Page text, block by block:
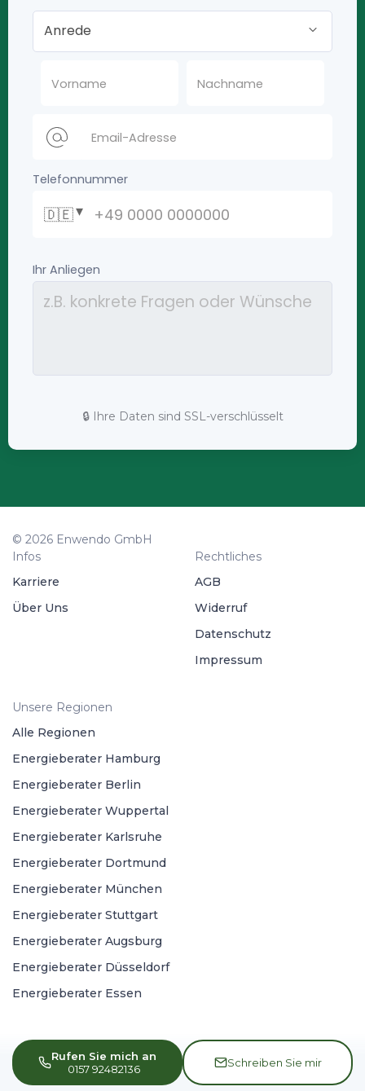
Rufen Sie mich an
0157 92482136
Schreiben Sie mir
🔒 Ihre Daten sind SSL-verschlüsselt
© 2026 Enwendo GmbH
Infos
Karriere
Über Uns
Rechtliches
AGB
Widerruf
Datenschutz
Impressum
Unsere Regionen
Alle Regionen
Energieberater Hamburg
Energieberater Berlin
Energieberater Wuppertal
Energieberater Karlsruhe
Energieberater Dortmund
Energieberater München
Energieberater Stuttgart
Energieberater Augsburg
Energieberater Düsseldorf
Energieberater Essen